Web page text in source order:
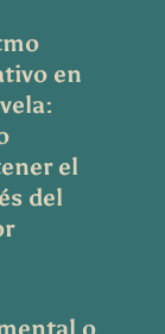
en
el
del
o